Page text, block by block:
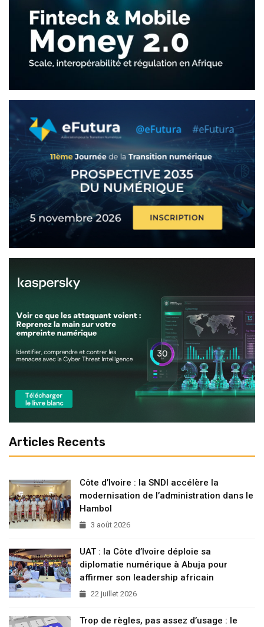
Articles Recents
Côte d’Ivoire : la SNDI accélère la
modernisation de l’administration dans le
Hambol
3 août 2026
UAT : la Côte d’Ivoire déploie sa
diplomatie numérique à Abuja pour
affirmer son leadership africain
22 juillet 2026
Trop de règles, pas assez d’usage : le